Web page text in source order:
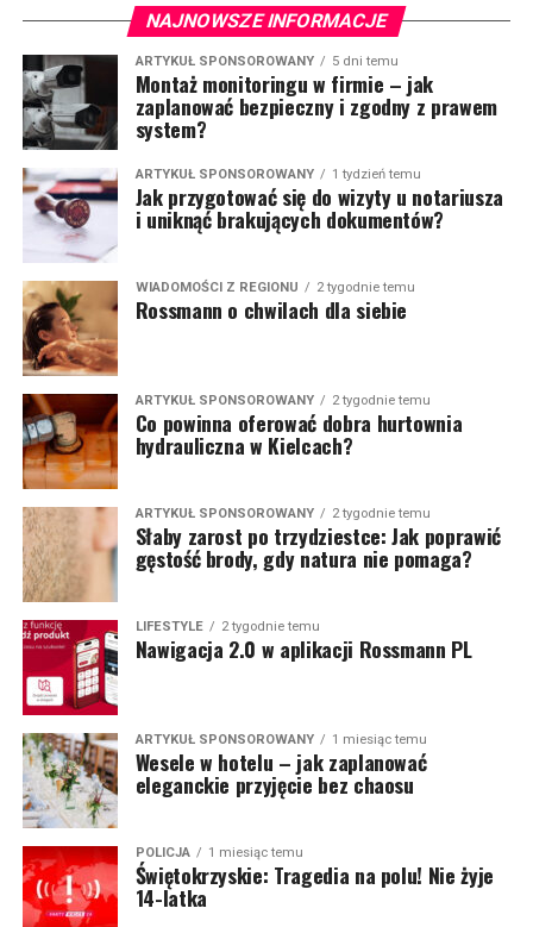
NAJNOWSZE INFORMACJE
ARTYKUŁ SPONSOROWANY 5 dni temu
Montaż monitoringu w firmie – jak
zaplanować bezpieczny i zgodny z prawem
system?
ARTYKUŁ SPONSOROWANY 1 tydzień temu
Jak przygotować się do wizyty u notariusza
i uniknąć brakujących dokumentów?
WIADOMOŚCI Z REGIONU 2 tygodnie temu
Rossmann o chwilach dla siebie
ARTYKUŁ SPONSOROWANY 2 tygodnie temu
Co powinna oferować dobra hurtownia
hydrauliczna w Kielcach?
ARTYKUŁ SPONSOROWANY 2 tygodnie temu
Słaby zarost po trzydziestce: Jak poprawić
gęstość brody, gdy natura nie pomaga?
LIFESTYLE 2 tygodnie temu
Nawigacja 2.0 w aplikacji Rossmann PL
ARTYKUŁ SPONSOROWANY 1 miesiąc temu
Wesele w hotelu – jak zaplanować
eleganckie przyjęcie bez chaosu
POLICJA 1 miesiąc temu
Świętokrzyskie: Tragedia na polu! Nie żyje
14-latka